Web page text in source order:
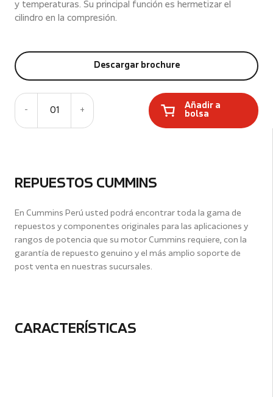
REPUESTOS CUMMINS
En Cummins Perú usted podrá encontrar toda la gama de
repuestos y componentes originales para las aplicaciones y
rangos de potencia que su motor Cummins requiere, con la
garantía de repuesto genuino y el más amplio soporte de
post venta en nuestras sucursales.
CARACTERÍSTICAS
y temperaturas. Su principal función es hermetizar el
cilindro en la compresión.
Descargar brochure
- 01 +
Añadir a
bolsa